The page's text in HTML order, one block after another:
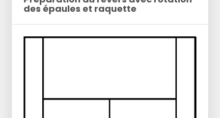
des épaules et raquette